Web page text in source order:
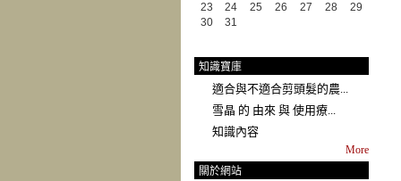
23
24 25 26 27 28
29
30
31
知識寶庫
適合與不適合剪頭髮的農...
雪晶 的 由來 與 使用療...
知識內容
More
關於網站